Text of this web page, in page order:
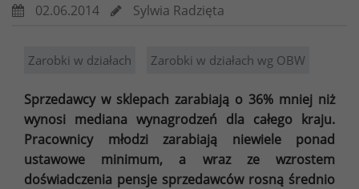
02.06.2014 Sylwia Radzięta
Zarobki w działach Zarobki w działach wg OBW
Sprzedawcy w sklepach zarabiają o 36% mniej niż
wynosi mediana wynagrodzeń dla całego kraju.
Pracownicy młodzi zarabiają niewiele ponad
ustawowe minimum, a wraz ze wzrostem
doświadczenia pensje sprzedawców rosną średnio